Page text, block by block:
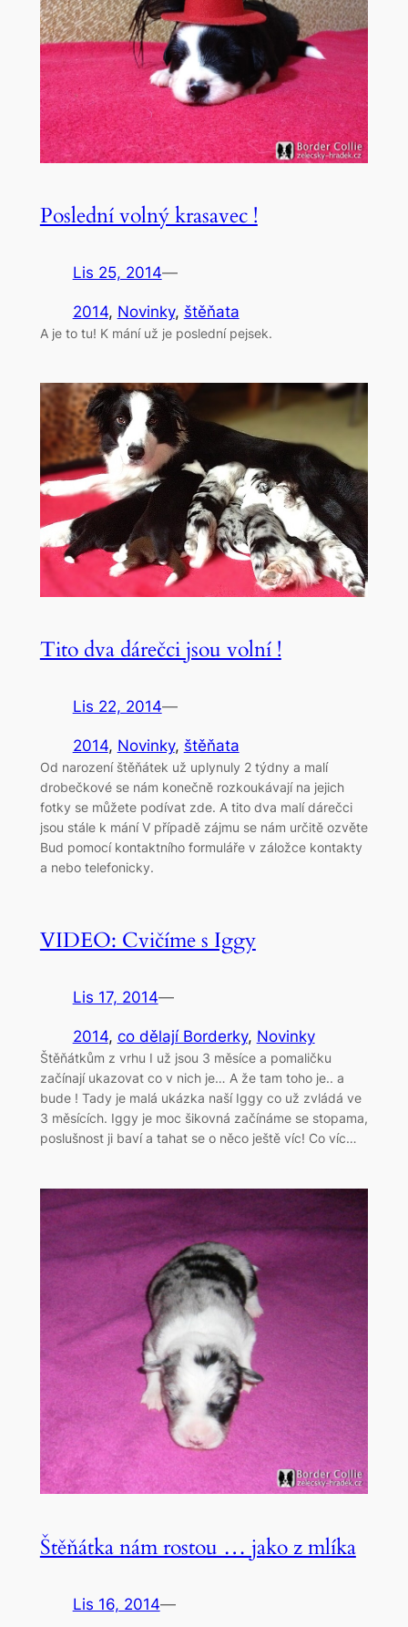
Poslední volný krasavec !
Lis 25, 2014—
2014, Novinky, štěňata
A je to tu! K mání už je poslední pejsek.
Tito dva dárečci jsou volní !
Lis 22, 2014—
2014, Novinky, štěňata
Od narození štěňátek už uplynuly 2 týdny a malí
drobečkové se nám konečně rozkoukávají na jejich
fotky se můžete podívat zde. A tito dva malí dárečci
jsou stále k mání V případě zájmu se nám určitě ozvěte
Bud pomocí kontaktního formuláře v záložce kontakty
a nebo telefonicky.
VIDEO: Cvičíme s Iggy
Lis 17, 2014—
2014, co dělají Borderky, Novinky
Štěňátkům z vrhu I už jsou 3 měsíce a pomaličku
začínají ukazovat co v nich je… A že tam toho je.. a
bude ! Tady je malá ukázka naší Iggy co už zvládá ve
3 měsících. Iggy je moc šikovná začínáme se stopama,
poslušnost ji baví a tahat se o něco ještě víc! Co víc…
Štěňátka nám rostou … jako z mlíka
Lis 16, 2014—